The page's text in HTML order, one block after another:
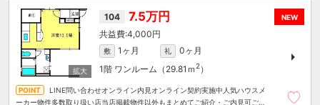
NEW
104 7.5万円
4,000円
敷 1ヶ月 礼
0ヶ月
1階 ワンルーム（29.81ｍ2）
LINE問い合わせオンライン内見オンライン契約実施中人気ハウスメ
ーカー物件多数取り扱い店当店掲載物件以外もまとめてご紹介・ご内見可ご予